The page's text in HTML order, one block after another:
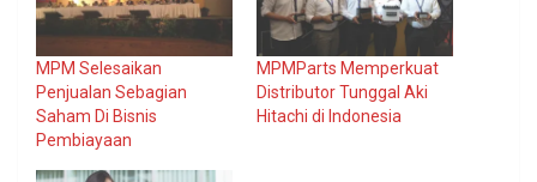
MPM Selesaikan
Penjualan Sebagian
Saham Di Bisnis
Pembiayaan
MPMParts Memperkuat
Distributor Tunggal Aki
Hitachi di Indonesia